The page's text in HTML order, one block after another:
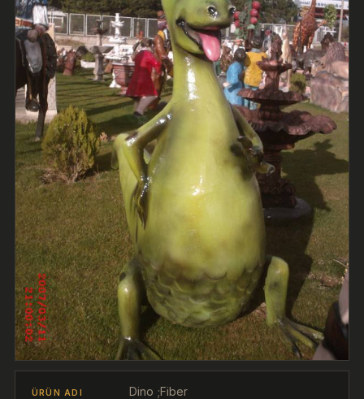
ÜRÜN ADI
Dino ;Fiber